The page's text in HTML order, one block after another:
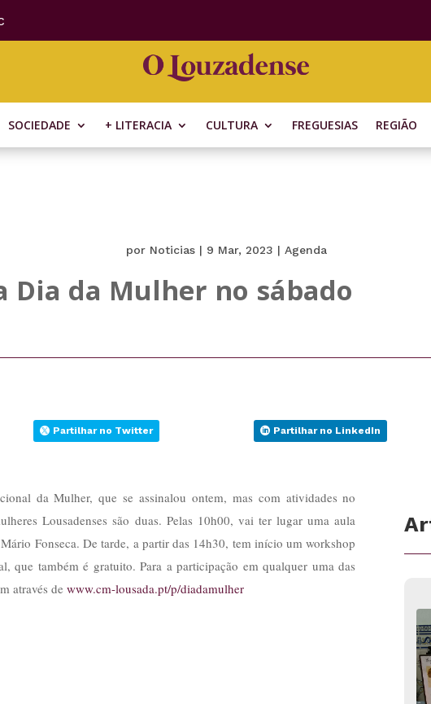
SOCIEDADE + LITERACIA CULTURA FREGUESIAS REGIÃO
por Noticias| 9 Mar, 2023 | Agenda
Dia da Mulher no sábado
Partilhar no Twitter Partilhar no LinkedIn
da Mulher, que se assinalou ontem, mas com atividades no
Lousadenses são duas. Pelas 10h00, vai ter lugar uma aula
Fonseca. De tarde, a partir das 14h30, tem início um workshop
que também é gratuito. Para a participação em qualquer uma das
através dewww.cm-lousada.pt/p/diadamulher